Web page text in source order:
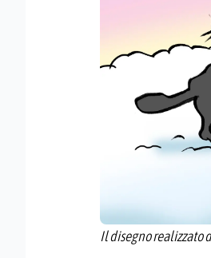
Il disegno realizzato